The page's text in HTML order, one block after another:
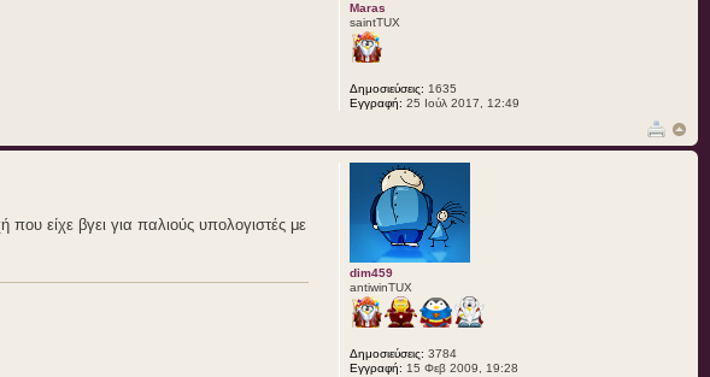
Maras
saintTUX
Δημοσιεύσεις: 1635
Εγγραφή: 25 Ιούλ 2017, 12:49
είχε βγει για παλιούς υπολογιστές με
dim459
antiwinTUX
Δημοσιεύσεις: 3784
Εγγραφή: 15 Φεβ 2009, 19:28